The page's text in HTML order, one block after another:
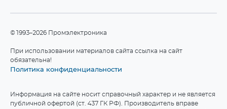
©1993–2026 Промэлектроника
При использовании материалов сайта ссылка на сайт
обязательна!
Политика конфиденциальности
Информация на сайте носит справочный характер и не является
публичной офертой (ст. 437 ГК РФ). Производитель вправе